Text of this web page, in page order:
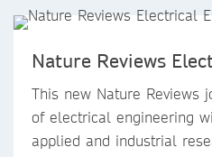
Nature Reviews
This new Nature Reviews
of electrical engineering
applied and industrial